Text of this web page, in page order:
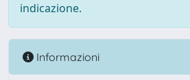
indicazione.
Informazioni